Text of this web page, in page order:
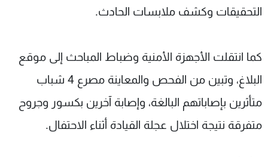
التحقيقات وكشف ملابسات الحادث.
كما انتقلت الأجهزة الأمنية وضباط المباحث إلى موقع
البلاغ، وتبين من الفحص والمعاينة مصرع 4 شباب
متأثرين بإصاباتهم البالغة، وإصابة آخرين بكسور وجروح
متفرقة نتيجة اختلال عجلة القيادة أثناء الاحتفال.